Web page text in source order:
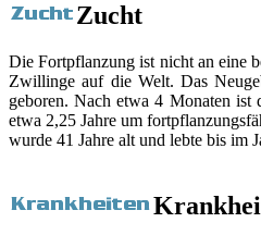
Zucht
Die Fortpflanzung ist nicht an eine
Zwillinge auf die Welt. Das
geboren. Nach etwa 4 Monaten ist
etwa 2,25 Jahre um
wurde 41 Jahre alt und lebte bis im